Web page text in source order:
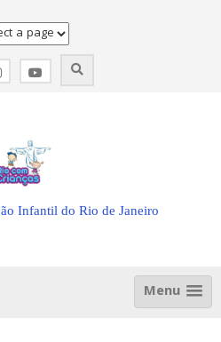
Infantil do Rio de Janeiro
Menu